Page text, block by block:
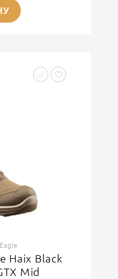
Haix Black
Mid